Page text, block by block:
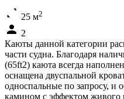
25 м2
2
Каюты данной категории
части судна. Благодаря
(65ft2) каюта всегда
оснащена двуспальной
односпальные по запросу, и
камином с эффектом живого